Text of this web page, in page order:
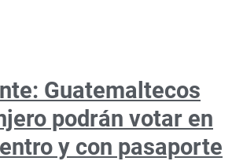
Guatemaltecos
podrán votar en
y con pasaporte